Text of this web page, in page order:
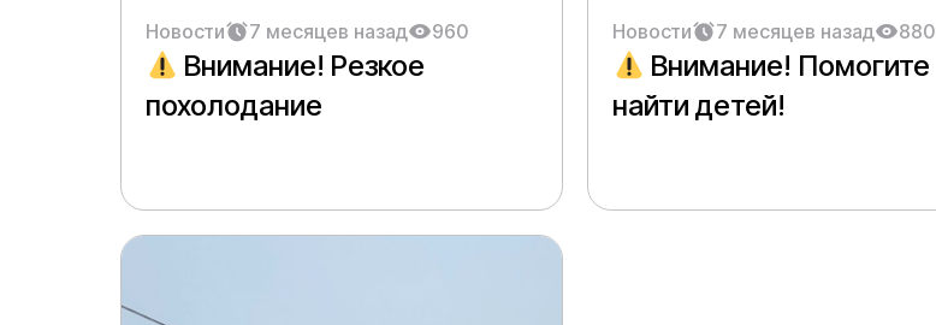
Новости 7 месяцев назад 960
Внимание! Резкое
похолодание
Новости 7 месяцев назад 880
Внимание! Помогите
найти детей!